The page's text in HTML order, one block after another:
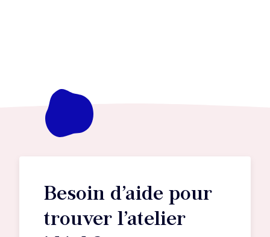
Besoin d’aide pour
trouver l’atelier